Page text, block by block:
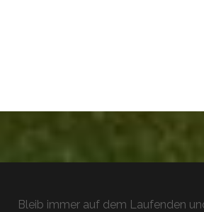
Bleib immer auf dem Laufenden